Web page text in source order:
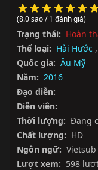
(8.0 sao / 1 đánh giá)
Trạng thái: Hoàn
Thể loại: Hài Hước ,
Quốc gia: Âu Mỹ
Năm: 2016
Đạo diễn:
Diễn viên:
Thời lượng: Đang
Chất lượng: HD
Ngôn ngữ: Vietsub
Lượt xem: 598